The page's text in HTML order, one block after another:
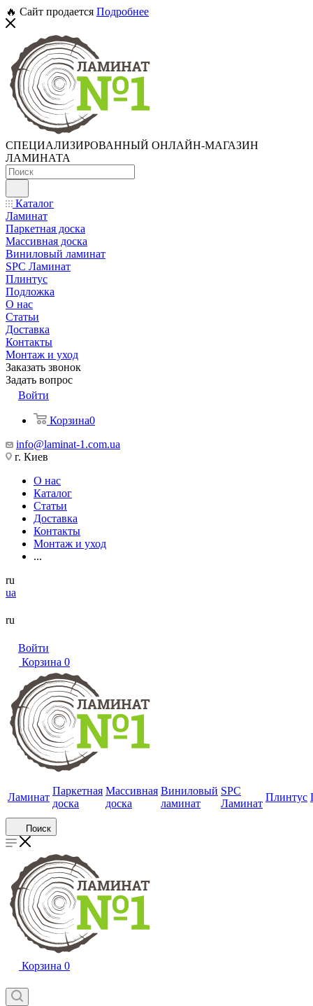
🔥 Сайт продается Подробнее
СПЕЦИАЛИЗИРОВАННЫЙ ОНЛАЙН-МАГАЗИН
ЛАМИНАТА
Каталог
Ламинат
Паркетная доска
Массивная доска
Виниловый ламинат
SPC Ламинат
Плинтус
Подложка
О нас
Статьи
Доставка
Контакты
Монтаж и уход
Заказать звонок
Задать вопрос
Войти
Корзина0
info@laminat-1.com.ua
г. Киев
О нас
Каталог
Статьи
Доставка
Контакты
Монтаж и уход
...
ru
ua
ru
Войти
Корзина 0
Ламинат
Паркетная
доска
Массивная
доска
Виниловый
ламинат
SPC
Ламинат
Плинтус
Поиск
Корзина 0